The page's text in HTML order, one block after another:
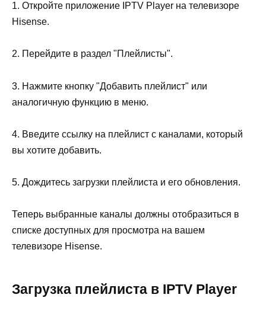
1. Откройте приложение IPTV Player на телевизоре
Hisense.
2. Перейдите в раздел "Плейлисты".
3. Нажмите кнопку "Добавить плейлист" или
аналогичную функцию в меню.
4. Введите ссылку на плейлист с каналами, который
вы хотите добавить.
5. Дождитесь загрузки плейлиста и его обновления.
Теперь выбранные каналы должны отобразиться в
списке доступных для просмотра на вашем
телевизоре Hisense.
Загрузка плейлиста в IPTV Player